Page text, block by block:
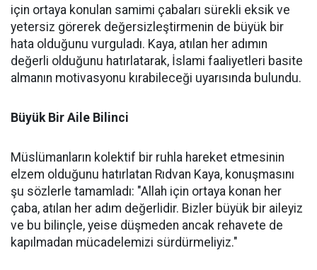
için ortaya konulan samimi çabaları sürekli eksik ve
yetersiz görerek değersizleştirmenin de büyük bir
hata olduğunu vurguladı. Kaya, atılan her adımın
değerli olduğunu hatırlatarak, İslami faaliyetleri basite
almanın motivasyonu kırabileceği uyarısında bulundu.
Büyük Bir Aile Bilinci
Müslümanların kolektif bir ruhla hareket etmesinin
elzem olduğunu hatırlatan Rıdvan Kaya, konuşmasını
şu sözlerle tamamladı: "Allah için ortaya konan her
çaba, atılan her adım değerlidir. Bizler büyük bir aileyiz
ve bu bilinçle, yeise düşmeden ancak rehavete de
kapılmadan mücadelemizi sürdürmeliyiz."